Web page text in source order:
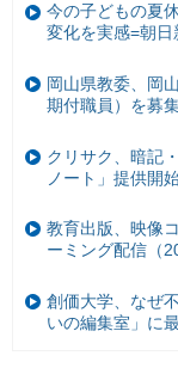
今の子どもの夏
変化を実感=朝日
岡山県教委、岡
期付職員）を募
クリサク、暗記
ノート」提供開
教育出版、映像
ーミング配信（
創価大学、なぜ
いの編集室」に